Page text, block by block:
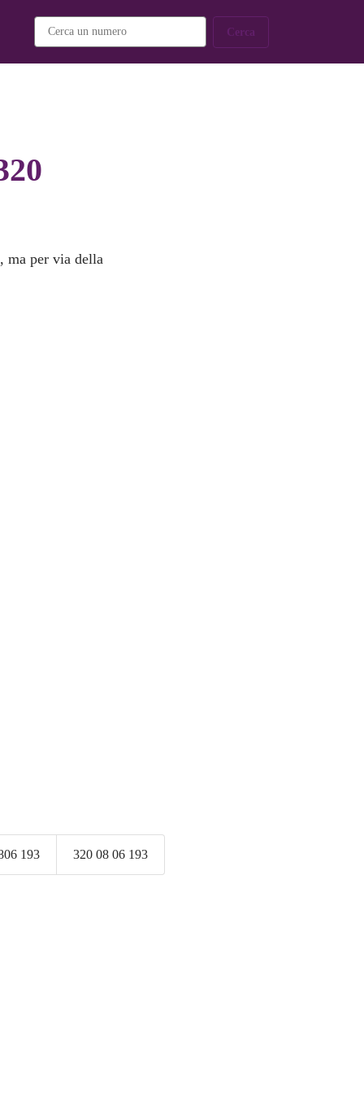
Cerca
, ma per via della
193 320 08 06 193